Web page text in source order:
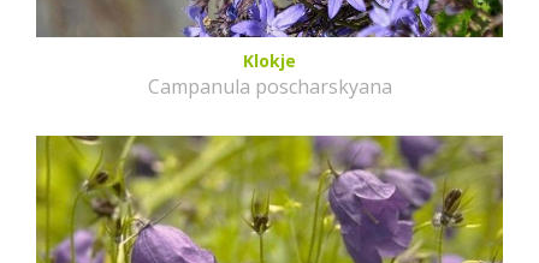
Klokje
Campanula poscharskyana